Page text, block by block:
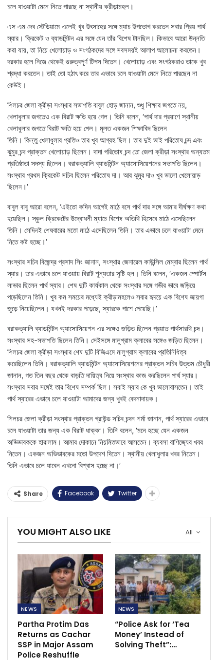
চলে যাওয়াটা মেনে নিতে পারছে না স্থানীয় ক্রীড়ামহল।
এস এম দেব স্টেডিয়ামে এলেই খুব উৎসাহের সঙ্গে ম্যাচ উপভোগ করতেন সবার প্রিয় পার্থ
স্যার। ক্রিকেট ও ব্যাডমিন্টন এর সঙ্গে যেন তাঁর বিশেষ টানছিল। কিভাবে আরো উন্নতি
করা যায়, তা নিয়ে খেলোয়াড় ও সংগঠকদের সঙ্গে সবসময়ই আলাপ আলোচনা করতেন।
দরকার হলে নিজে থেকেই গুরুত্বপূর্ণ টিপস দিতেন। খেলোয়াড় এবং সংগঠকরাও তাকে খুব
শ্রদ্ধা করতেন। তাই তো হঠাৎ করে তার এভাবে চলে যাওয়াটা মেনে নিতে পারছেন না
কেউই।
শিলচর জেলা ক্রীড়া সংস্থার সভাপতি বাবুল হোড় জানান, শুধু শিক্ষার জগতে নয়,
খেলাধুলার জগতেও এক বিরাট ক্ষতি হয়ে গেল। তিনি বলেন, ‘পার্থ দার প্রয়াণে স্থানীয়
খেলাধুলার জগতে বিরাট ক্ষতি হয়ে গেল। মূলত একজন শিক্ষাবিদ ছিলেন
তিনি। কিন্তু খেলাধুলার প্রতিও তার খুব আগ্রহ ছিল। তার দুই ভাই পরিতোষ চন্দ এবং
ঝুমুর চন্দ প্রাক্তন খেলোয়াড় ছিলেন। দাদা পরিতোষ চন্দ তো জেলা ক্রীড়া সংস্থার অন্যতম
প্রতিষ্ঠাতা সদস্য ছিলেন। বরাকভ্যালি ব্যাডমিন্টন অ্যাসোসিয়েশনের সভাপতি ছিলেন।
সংস্থার প্রথম ক্রিকেট সচিব ছিলেন পরিতোষ দা। আর ঝুমুর দাও খুব ভালো খেলোয়াড়
ছিলেন।’
বাবুল বাবু আরো বলেন, ‘এইতো কদিন আগেই মাঠে বসে পার্থ দার সঙ্গে আমার দীর্ঘক্ষণ কথা
হয়েছিল। স্কুল ক্রিকেটের উদ্বোধনী ম্যাচে বিশেষ অতিথি হিসেবে মাঠে এসেছিলেন
তিনি। সেদিনই শেষবারের মতো মাঠে এসেছিলেন তিনি। তার এভাবে চলে যাওয়াটা মেনে
নিতে কষ্ট হচ্ছে।’
সংস্থার সচিব বিজেন্দ্র প্রসাদ সিং জানান, সংস্থার জেনারেল কাউন্সিল মেম্বার ছিলেন পার্থ
স্যার। তার এভাবে চলে যাওয়ায় বিরাট শূন্যতার সৃষ্টি হল। তিনি বলেন, ‘একজন স্পোর্টস
লাভার ছিলেন পার্থ স্যার। শেষ দুটি কার্যকাল থেকে সংস্থার সঙ্গে গভীর ভাবে জড়িয়ে
পড়েছিলেন তিনি। খুব কম সময়ের মধ্যেই ক্রীড়ামহলেও সবার হৃদয়ে এক বিশেষ জায়গা
জুড়ে নিয়েছিলেন। যখনই দরকার পড়েছে, স্যারকে পাশে পেয়েছি।’
বরাকভ্যালি ব্যাডমিন্টন অ্যাসোসিয়েশন এর সঙ্গেও জড়িত ছিলেন প্রয়াত পার্থসারথি চন্দ।
সংস্থার সহ-সভাপতি ছিলেন তিনি। সেইসঙ্গে মালুগ্রাম ক্লাবের সঙ্গেও জড়িত ছিলেন।
শিলচর জেলা ক্রীড়া সংস্থার শেষ দুটি বিজিএমে মালুগ্রাম ক্লাবের প্রতিনিধিত্ব
করেছিলেন তিনি। বরাকভ্যালি ব্যাডমিন্টন অ্যাসোসিয়েশনের প্রাক্তন সচিব উত্তম চৌধুরী
জানান, গত তিন বছর থেকে বাড়তি দায়িত্ব নিয়ে সংস্থার কাজ করছিলেন পার্থ স্যার।
সংস্থার সবার সঙ্গেই তার বিশেষ সম্পর্ক ছিল। সবাই স্যার কে খুব ভালোবাসতেন। তাই
পার্থ স্যারের এভাবে চলে যাওয়াটা আমাদের জন্য খুবই বেদনাদায়ক।
শিলচর জেলা ক্রীড়া সংস্থার প্রাক্তন গ্রাউন্ড সচিব চন্দন শর্মা জানান, পার্থ স্যারের এভাবে
চলে যাওয়াটা তার জন্য এক বিরাট ধাক্কা। তিনি বলেন, ‘মনে হচ্ছে যেন একজন
অভিভাবককে হারালাম। আমার দোকানে নিয়মিতভাবে আসতেন। ব্যবসা বাণিজ্যের খবর
নিতেন। একজন অভিভাবকের মতো উপদেশ দিতেন। স্থানীয় খেলাধুলার খবর নিতেন।
তিনি এভাবে চলে যাবেন এখনো বিশ্বাস হচ্ছে না।’
Share Facebook Twitter
All
YOU MIGHT ALSO LIKE
NEWS
Partha Protim Das
Returns as Cachar
SSP in Major Assam
Police Reshuffle
NEWS
“Police Ask for ‘Tea
Money’ Instead of
Solving Theft”:…